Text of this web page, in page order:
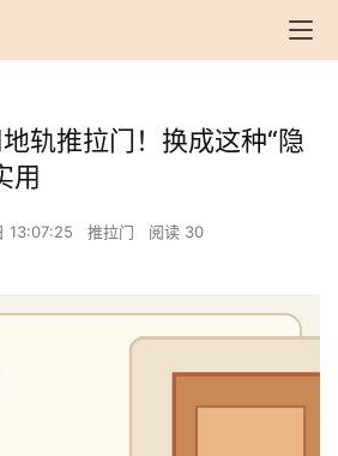
轨推拉门！换成这种“隐
用
13:07:25 推拉门 阅读 30